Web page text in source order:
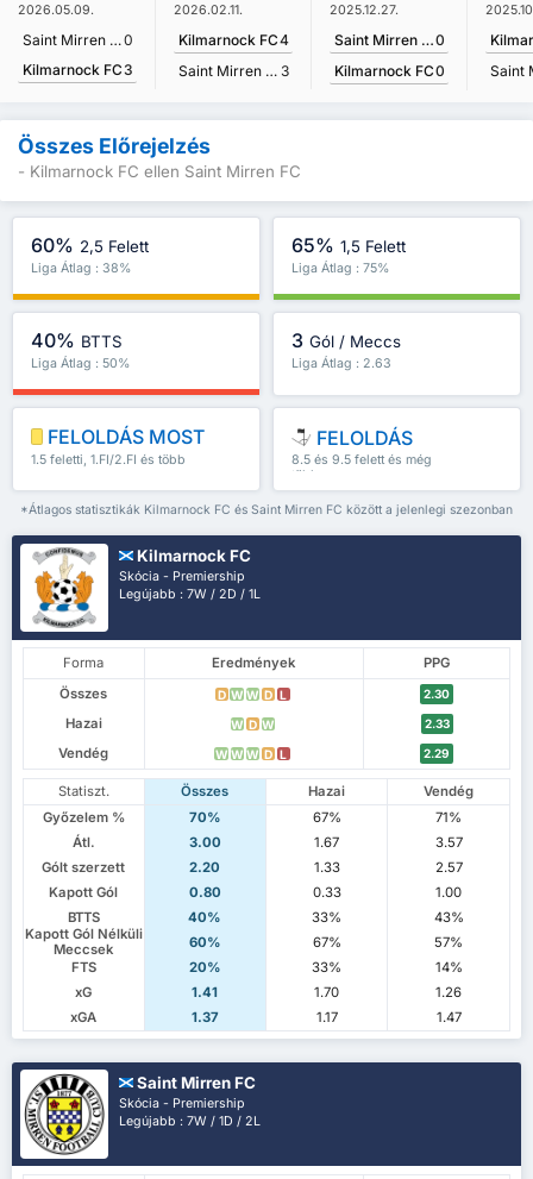
2026.05.09.
Saint Mirren FC0
Kilmarnock FC3
2026.02.11.
Kilmarnock FC4
Saint Mirren FC 3
2025.12.27.
Saint Mirren FC0
Kilmarnock FC0
Összes Előrejelzés
- Kilmarnock FC ellen Saint Mirren FC
60% 2,5 Felett
Liga Átlag : 38%
65% 1,5 Felett
Liga Átlag : 75%
40% BTTS
Liga Átlag : 50%
3 Gól / Meccs
Liga Átlag : 2.63
FELOLDÁS MOST
1.5 feletti, 1.FI/2.FI és több
FELOLDÁS
8.5 és 9.5 felett és még
több
*Átlagos statisztikák Kilmarnock FC és Saint Mirren FC között a jelenlegi szezonban
Kilmarnock FC
Skócia - Premiership
Legújabb : 7W / 2D / 1L
Forma Eredmények
PPG
Összes
D W W D L 2.30
Hazai W D W 2.33
Vendég W W W D L 2.29
Statiszt. Összes Hazai
Vendég
Győzelem %
70% 67%
71%
Átl.
3.00 1.67
3.57
Gólt szerzett
2.20 1.33
2.57
Kapott Gól
0.80 0.33
1.00
BTTS
40% 33%
43%
Kapott Gól Nélküli
Meccsek
60% 67%
57%
FTS
20% 33%
14%
xG
1.41 1.70
1.26
xGA
1.37 1.17 1.47
Saint Mirren FC
Skócia - Premiership
Legújabb : 7W / 1D / 2L